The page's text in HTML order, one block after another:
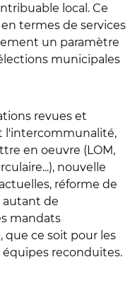
local. Ce
termes de services
un paramètre
municipales
revues et
l'intercommunalité,
en oeuvre (LOM,
nouvelle
réforme de
autant de
mandats
ce soit pour les
reconduites.